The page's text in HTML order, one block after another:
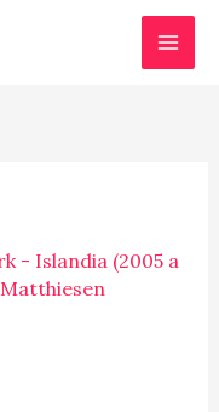
- Islandia (2005 a